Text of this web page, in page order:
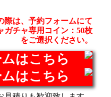
際は、予約フォームにて
ガチャ専用コイン：50枚
をご選択ください。
はこちら
はこちら